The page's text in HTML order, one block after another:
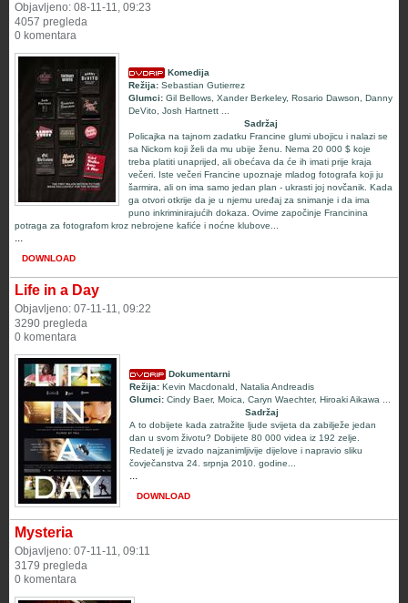
Objavljeno: 08-11-11, 09:23
4057 pregleda
0 komentara
Komedija
Režija: Sebastian Gutierrez
Glumci: Gil Bellows Xander Berkeley, Rosario Dawson
Danny
DeVito
Josh Hartnett
Sadržaj
Policajka na tajnom zadatku Francine glumi ubojicu i nalazi se
sa Nickom koji želi da mu ubije ženu. Nema 20 000 $ koje
treba platiti unaprijed, ali obećava da će ih imati prije kraja
večeri. Iste večeri Francine upoznaje mladog fotografa koji ju
šarmira, ali on ima samo jedan plan - ukrasti joj novčanik. Kada
ga otvori otkrije da je u njemu uređaj za snimanje i da ima
puno inkriminirajućih dokaza. Ovime započinje Francinina
potraga za fotografom kroz nebrojene kafiće i noćne klubove...
...
DOWNLOAD
Life in a Day
Objavljeno: 07-11-11, 09:22
3290 pregleda
0 komentara
Dokumentarni
Režija: Kevin Macdonald
Natalia Andreadis
Glumci: Cindy Baer, Moica Caryn Waechter, Hiroaki Aikawa
Sadržaj
A to dobijete kada zatražite ljude svijeta da zabilježe jedan
dan u svom životu? Dobijete 80 000 videa iz 192 zelje.
Redatelj je izvado najzanimljivije dijelove i napravio sliku
čovječanstva 24. srpnja 2010. godine...
...
DOWNLOAD
Mysteria
Objavljeno: 07-11-11, 09:11
3179 pregleda
0 komentara